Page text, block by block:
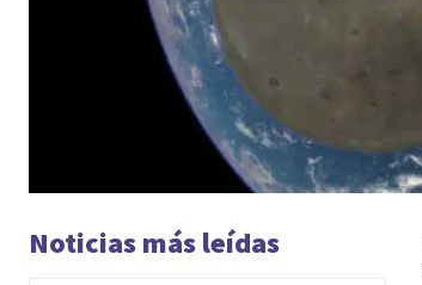
Noticias más leídas